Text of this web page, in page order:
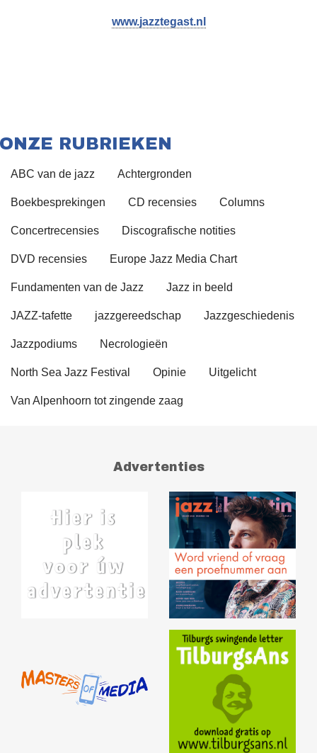
www.jazztegast.nl
ONZE RUBRIEKEN
ABC van de jazz Achtergronden
Boekbesprekingen CD recensies Columns
Concertrecensies Discografische notities
DVD recensies Europe Jazz Media Chart
Fundamenten van de Jazz Jazz in beeld
JAZZ-tafette jazzgereedschap Jazzgeschiedenis
Jazzpodiums Necrologieën
North Sea Jazz Festival Opinie Uitgelicht
Van Alpenhoorn tot zingende zaag
Advertenties